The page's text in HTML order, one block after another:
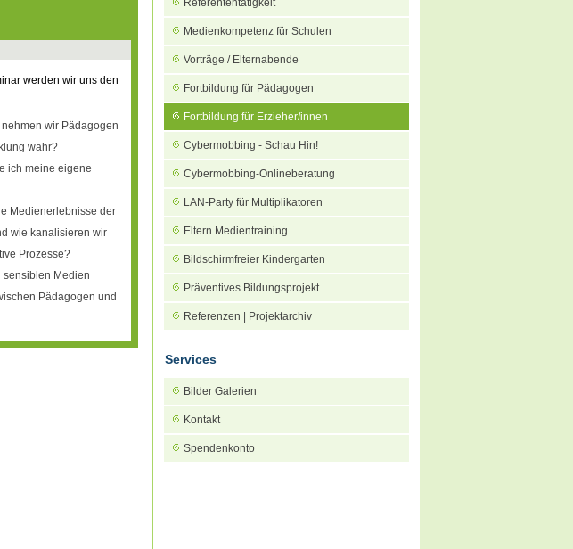
werden wir uns den
wir Pädagogen
wahr?
ich meine eigene
Medienerlebnisse der
wie kanalisieren wir
Prozesse?
sensiblen Medien
Pädagogen und
Referententätigkeit
Medienkompetenz für Schulen
Vorträge / Elternabende
Fortbildung für Pädagogen
Fortbildung für Erzieher/innen
Cybermobbing - Schau Hin!
Cybermobbing-Onlineberatung
LAN-Party für Multiplikatoren
Eltern Medientraining
Bildschirmfreier Kindergarten
Präventives Bildungsprojekt
Referenzen | Projektarchiv
Services
Bilder Galerien
Kontakt
Spendenkonto